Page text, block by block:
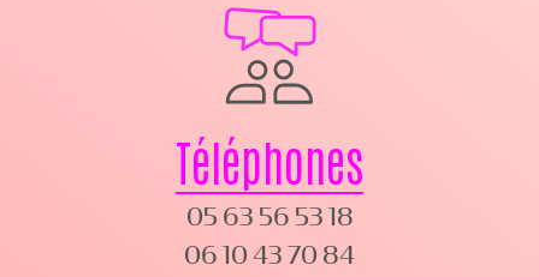
Téléphones
05 63 56 53 18
06 10 43 70 84